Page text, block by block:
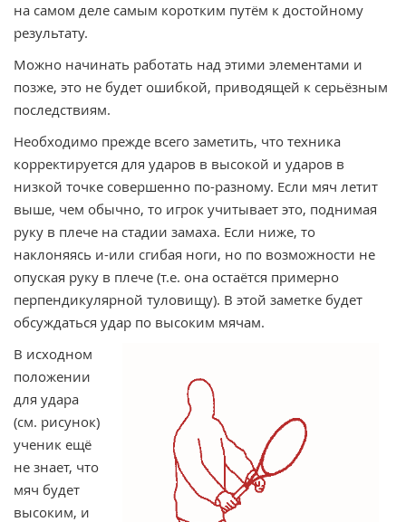
на самом деле самым коротким путём к достойному
результату.
Можно начинать работать над этими элементами и
позже, это не будет ошибкой, приводящей к серьёзным
последствиям.
Необходимо прежде всего заметить, что техника
корректируется для ударов в высокой и ударов в
низкой точке совершенно по-разному. Если мяч летит
выше, чем обычно, то игрок учитывает это, поднимая
руку в плече на стадии замаха. Если ниже, то
наклоняясь и-или сгибая ноги, но по возможности не
опуская руку в плече (т.е. она остаётся примерно
перпендикулярной туловищу). В этой заметке будет
обсуждаться удар по высоким мячам.
В исходном
положении
для удара
(см. рисунок)
ученик ещё
не знает, что
мяч будет
высоким, и